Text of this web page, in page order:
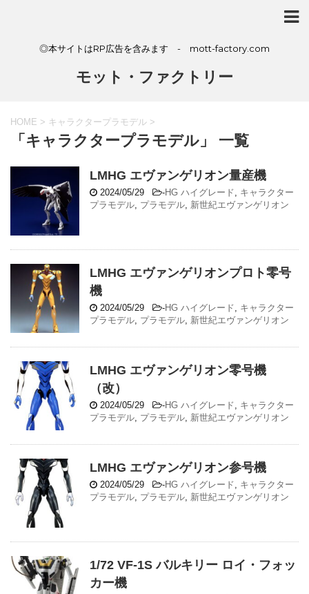
◎本サイトはRP広告を含みます - mott-factory.com
モット・ファクトリー
HOME > キャラクタープラモデル >
「キャラクタープラモデル」 一覧
LMHG エヴァンゲリオン量産機
2024/05/29 -HG ハイグレード, キャラクター
プラモデル, プラモデル, 新世紀エヴァンゲリオン
LMHG エヴァンゲリオンプロト零号
機
2024/05/29 -HG ハイグレード, キャラクター
プラモデル, プラモデル, 新世紀エヴァンゲリオン
LMHG エヴァンゲリオン零号機
（改）
2024/05/29 -HG ハイグレード, キャラクター
プラモデル, プラモデル, 新世紀エヴァンゲリオン
LMHG エヴァンゲリオン参号機
2024/05/29 -HG ハイグレード, キャラクター
プラモデル, プラモデル, 新世紀エヴァンゲリオン
1/72 VF-1S バルキリー ロイ・フォッ
カー機